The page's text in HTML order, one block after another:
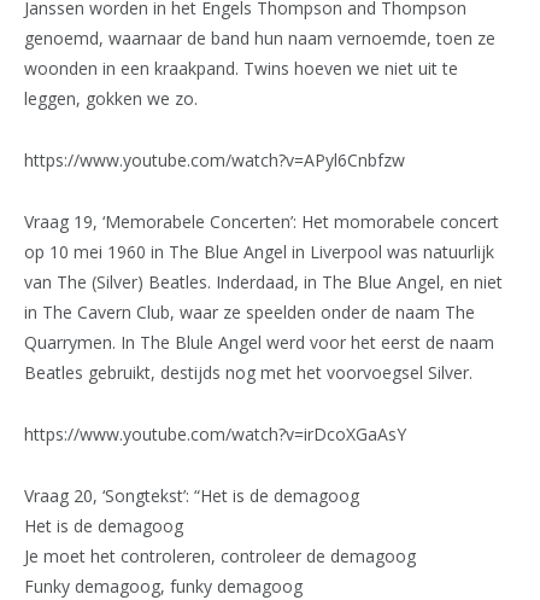
Janssen worden in het Engels Thompson and Thompson
genoemd, waarnaar de band hun naam vernoemde, toen ze
woonden in een kraakpand. Twins hoeven we niet uit te
leggen, gokken we zo.
https://www.youtube.com/watch?v=APyl6Cnbfzw
Vraag 19, ‘Memorabele Concerten’: Het momorabele concert
op 10 mei 1960 in The Blue Angel in Liverpool was natuurlijk
van The (Silver) Beatles. Inderdaad, in The Blue Angel, en niet
in The Cavern Club, waar ze speelden onder de naam The
Quarrymen. In The Blule Angel werd voor het eerst de naam
Beatles gebruikt, destijds nog met het voorvoegsel Silver.
https://www.youtube.com/watch?v=irDcoXGaAsY
Vraag 20, ‘Songtekst’: “Het is de demagoog
Het is de demagoog
Je moet het controleren, controleer de demagoog
Funky demagoog, funky demagoog